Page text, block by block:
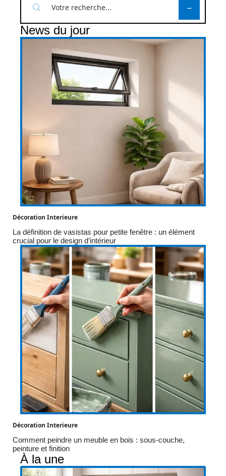
News du jour
Décoration Interieure
La définition de vasistas pour petite fenêtre : un élément
crucial pour le design d’intérieur
Décoration Interieure
Comment peindre un meuble en bois : sous-couche,
peinture et finition
À la une